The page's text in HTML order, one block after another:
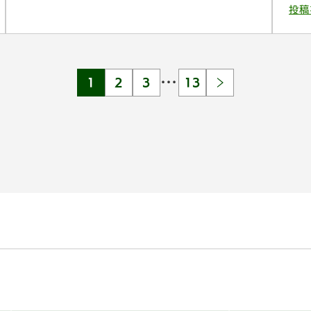
投
1 2 3 … 13